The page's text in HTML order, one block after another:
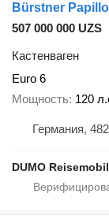
Bürstner
507 000 000 UZS
Кастенваген
Euro 6
Мощность 120
DUMO